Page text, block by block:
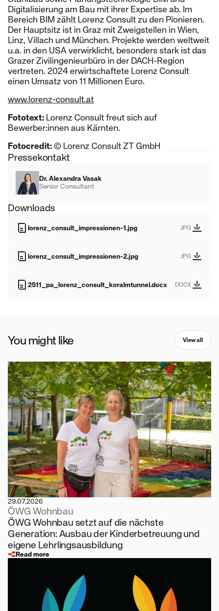
Digitalisierung am Bau mit ihrer Expertise ab. Im
Bereich BIM zählt Lorenz Consult zu den Pionieren.
Der Hauptsitz ist in Graz mit Zweigstellen in Wien,
Linz, Villach und München. Projekte werden weltweit
u.a. in den USA verwirklicht, besonders stark ist das
Grazer Zivilingenieurbüro in der DACH-Region
vertreten. 2024 erwirtschaftete Lorenz Consult
einen Umsatz von 11 Millionen Euro.
www.lorenz-consult.at
Fototext: Lorenz Consult freut sich auf
Bewerber:innen aus Kärnten.
Fotocredit: © Lorenz Consult ZT GmbH
Pressekontakt
Dr. Alexandra Vasak
Senior Consultant
Downloads
lorenz_consult_impressionen-1.jpg JPG
lorenz_consult_impressionen-2.jpg JPG
2511_pa_lorenz_consult_koralmtunnel.docx DOCX
You might like View all
29.07.2026
ÖWG Wohnbau
ÖWG Wohnbau setzt auf die nächste
Generation: Ausbau der Kinderbetreuung und
eigene Lehrlingsausbildung
Read more